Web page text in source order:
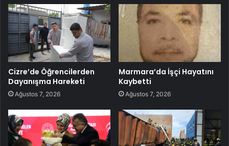
Cizre’de Öğrencilerden
Dayanışma Hareketi
Ağustos 7, 2026
Marmara’da İşçi Hayatını
Kaybetti
Ağustos 7, 2026